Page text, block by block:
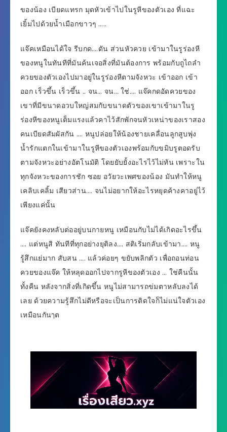
ของน้อง เบียดแทรก มุดหัวเข้าไปในรูหีของตัวเอง ที่แฉะ
เยิ้มไปด้วยน้ำเมือกขาวๆ …..
แจ๊คเหมือนได้ใจ รีบกด….ดัน ส่วนหัวควย เข้ามาในรูร่องหี
ของหนูในทันทีที่มันค้นเจอสิ่งที่มันต้องการ พร้อมกับถูไถลำ
ควยของตัวเองไปมาอยู่ในรูร่องหีตามจังหวะ เข้าออก เข้า
ออก เร็วขึ้น เร็วขึ้น .. จน… จน… ใช่…. แจ๊คกดอัดควยของ
เขาที่มีขนาดอวบใหญ่สมกับขนาดตัวของเขาเข้ามาในรู
ร่องหีของหนูเต็มแรงแล้วคาไว้สักพักจนหัวเหน่าของเราสอง
คนเบียดสัมผัสกัน …. หนูปล่อยให้น้องชายเคลื่อนลูกสูบพุ่ง
น้ำรักแตกในเข้ามาในรูหีของตัวเองพร้อมกับขมิบรูตอดรับ
ตามจังหวะอย่างอัตโนมัติ โดยยับยั้งอะไรไว้ไม่ทัน เพราะใน
ทุกจังหวะของการชัก ซอย อวัยวะเพศของน้อง มันทำให้หนู
เคลิบเคลิ้ม เสียวส่าน…. จนไม่อยากให้อะไรหยุดค้างคาอยู่ไว้
เพียงแค่นั้น
แจ๊คยังคงหลับต่ออยู่บนกายหนู เหมือนกับไม่ได้เกิดอะไรขึ้น
…. แต่หนูสิ ทันทีที่ทุกอย่างยุติลง…. สติเริ่มกลับเข้ามา…. หนู
รู้สึกแย่มาก สับสน …. แล้วค่อยๆ ขยับพลิกตัว เพื่อถอนท่อน
ควยของแจ๊ค ให้หลุดออกไปจากรูหีของตัวเอง … ใช่คืนนั้น
ทั้งคืน หลังจากสิ่งที่เกิดขึ้น หนูไม่สามารถข่มตาหลับลงได้
เลย ด้วยความรู้สึกไม่ดีหรือจะเป็นการติดใจก็ไม่แน่ใจตัวเอง
เหมือนกันๅต